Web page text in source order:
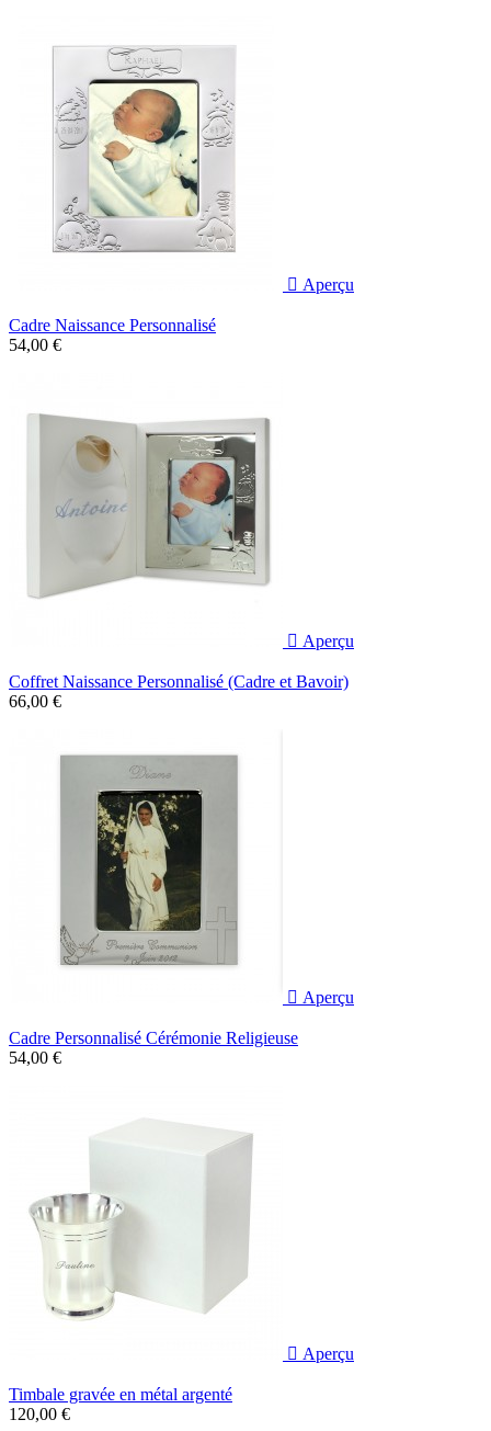
 Aperçu
Cadre Naissance Personnalisé
54,00 €
 Aperçu
Coffret Naissance Personnalisé (Cadre et Bavoir)
66,00 €
 Aperçu
Cadre Personnalisé Cérémonie Religieuse
54,00 €
 Aperçu
Timbale gravée en métal argenté
120,00 €